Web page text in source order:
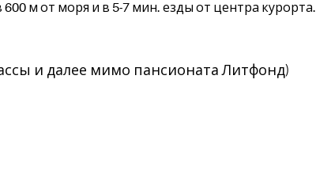
м от моря и в 5-7 мин. езды от центра курорта.
и далее мимо пансионата Литфонд)